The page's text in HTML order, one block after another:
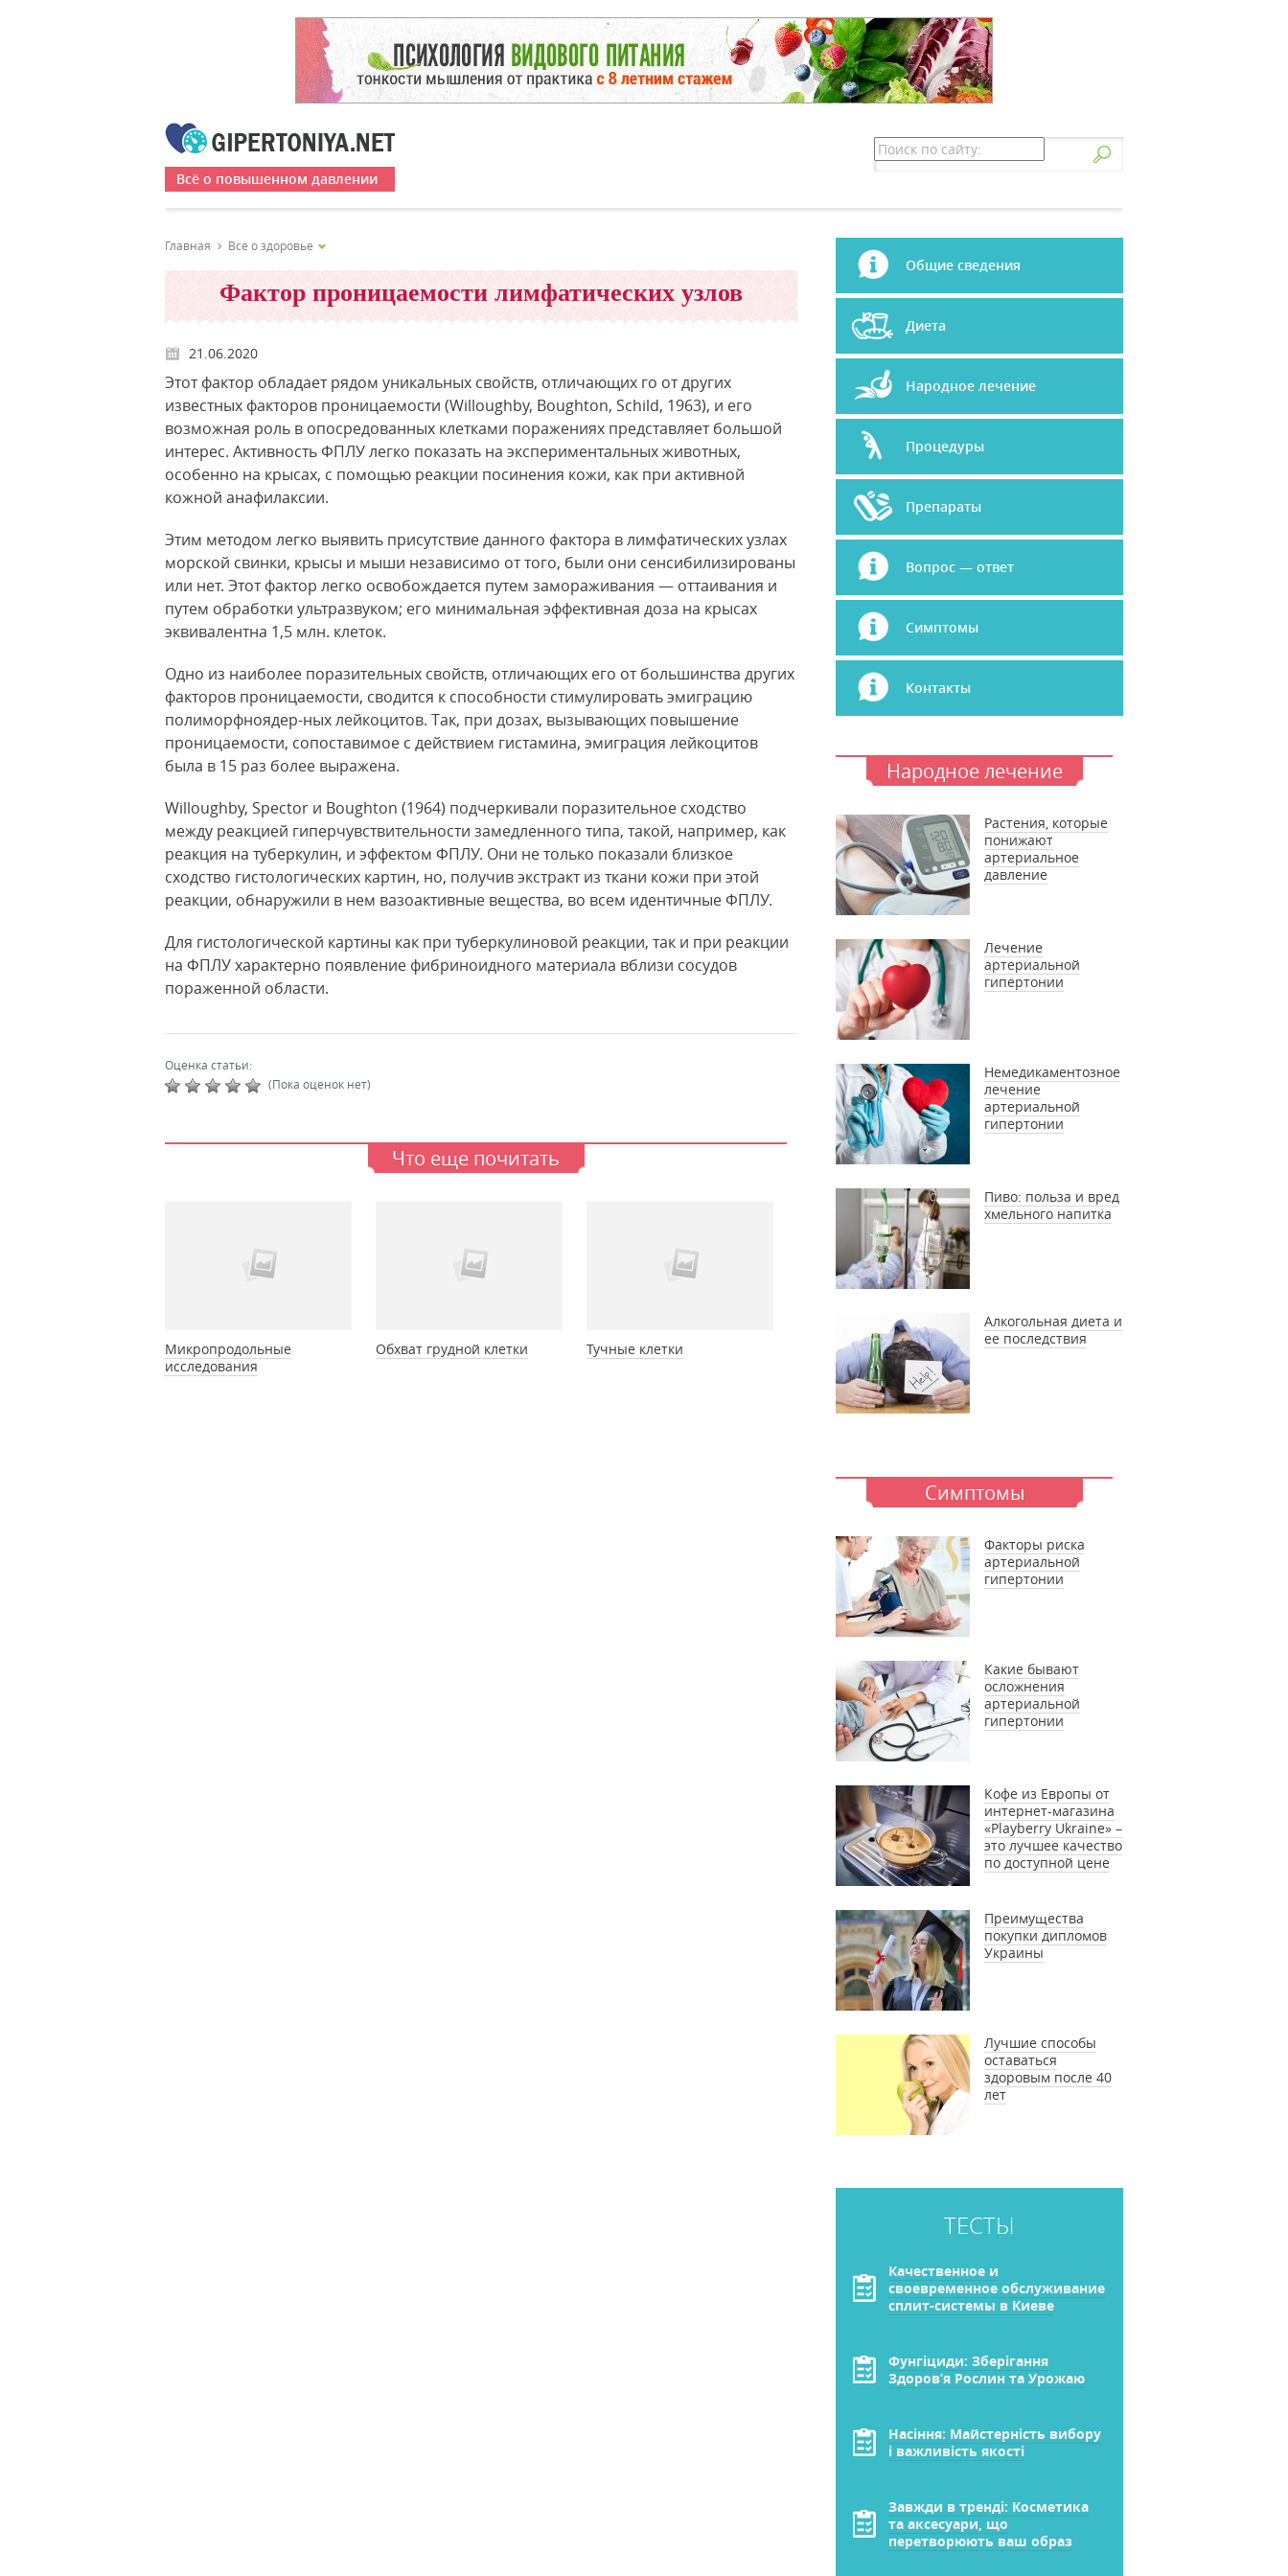
Всё о повышенном давлении
Главная Все о здоровье
Фактор проницаемости лимфатических узлов
21.06.2020
Этот фактор обладает рядом уникальных свойств, отличающих го от других
известных факторов проницаемости (Willoughby, Boughton, Schild, 1963), и его
возможная роль в опосредованных клетками поражениях представляет большой
интерес. Активность ФПЛУ легко показать на экспериментальных животных,
особенно на крысах, с помощью реакции посинения кожи, как при активной
кожной анафилаксии.
Этим методом легко выявить присутствие данного фактора в лимфатических узлах
морской свинки, крысы и мыши независимо от того, были они сенсибилизированы
или нет. Этот фактор легко освобождается путем замораживания — оттаивания и
путем обработки ультразвуком; его минимальная эффективная доза на крысах
эквивалентна 1,5 млн. клеток.
Одно из наиболее поразительных свойств, отличающих его от большинства других
факторов проницаемости, сводится к способности стимулировать эмиграцию
полиморфноядер-ных лейкоцитов. Так, при дозах, вызывающих повышение
проницаемости, сопоставимое с действием гистамина, эмиграция лейкоцитов
была в 15 раз более выражена.
Willoughby, Spector и Boughton (1964) подчеркивали поразительное сходство
между реакцией гиперчувствительности замедленного типа, такой, например, как
реакция на туберкулин, и эффектом ФПЛУ. Они не только показали близкое
сходство гистологических картин, но, получив экстракт из ткани кожи при этой
реакции, обнаружили в нем вазоактивные вещества, во всем идентичные ФПЛУ.
Для гистологической картины как при туберкулиновой реакции, так и при реакции
на ФПЛУ характерно появление фибриноидного материала вблизи сосудов
пораженной области.
Оценка статьи:
(Пока оценок нет)
Что еще почитать
Микропродольные
исследования
Обхват грудной клетки Тучные клетки
Общие сведения
Диета
Народное лечение
Процедуры
Препараты
Вопрос — ответ
Симптомы
Контакты
Народное лечение
Растения, которые
понижают
артериальное
давление
Лечение
артериальной
гипертонии
Немедикаментозное
лечение
артериальной
гипертонии
Пиво: польза и вред
хмельного напитка
Алкогольная диета и
ее последствия
Симптомы
Факторы риска
артериальной
гипертонии
Какие бывают
осложнения
артериальной
гипертонии
Кофе из Европы от
интернет-магазина
«Playberry Ukraine» –
это лучшее качество
по доступной цене
Преимущества
покупки дипломов
Украины
Лучшие способы
оставаться
здоровым после 40
лет
ТЕСТЫ
Качественное и
своевременное обслуживание
сплит-системы в Киеве
Фунгіциди: Зберігання
Здоров’я Рослин та Урожаю
Насіння: Майстерність вибору
і важливість якості
Завжди в тренді: Косметика
та аксесуари, що
перетворюють ваш образ